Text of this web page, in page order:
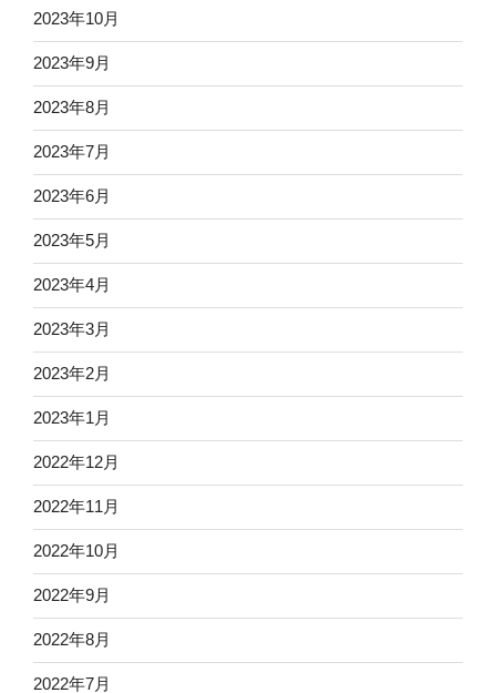
2023年10月
2023年9月
2023年8月
2023年7月
2023年6月
2023年5月
2023年4月
2023年3月
2023年2月
2023年1月
2022年12月
2022年11月
2022年10月
2022年9月
2022年8月
2022年7月